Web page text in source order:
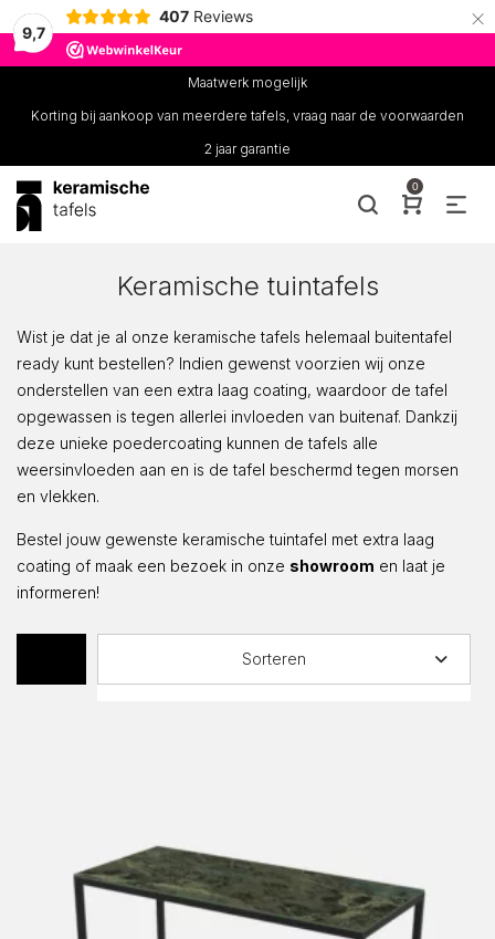
9,7
407 Reviews ×
Maatwerk mogelijk
Korting bij aankoop van meerdere tafels, vraag naar de voorwaarden
2 jaar garantie
0
Keramische tuintafels
Wist je dat je al onze keramische tafels helemaal buitentafel
ready kunt bestellen? Indien gewenst voorzien wij onze
onderstellen van een extra laag coating, waardoor de tafel
opgewassen is tegen allerlei invloeden van buitenaf. Dankzij
deze unieke poedercoating kunnen de tafels alle
weersinvloeden aan en is de tafel beschermd tegen morsen
en vlekken.
Bestel jouw gewenste keramische tuintafel met extra laag
coating of maak een bezoek in onze showroom en laat je
informeren!
Sorteren